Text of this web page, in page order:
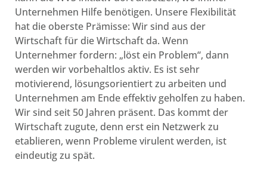
Unternehmen Hilfe benötigen. Unsere Flexibilität
hat die oberste Prämisse: Wir sind aus der
Wirtschaft für die Wirtschaft da. Wenn
Unternehmer fordern: „löst ein Problem“, dann
werden wir vorbehaltlos aktiv. Es ist sehr
motivierend, lösungsorientiert zu arbeiten und
Unternehmen am Ende effektiv geholfen zu haben.
Wir sind seit 50 Jahren präsent. Das kommt der
Wirtschaft zugute, denn erst ein Netzwerk zu
etablieren, wenn Probleme virulent werden, ist
eindeutig zu spät.